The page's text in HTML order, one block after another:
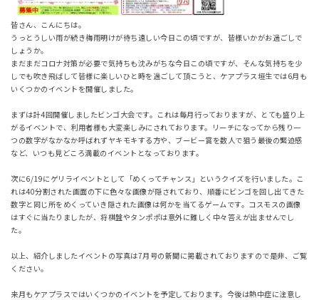
皆さん、こんにちは。
うっとうしい雨が続き梅雨明けが待ち遠しい今日この頃ですが、皆様いかがお過ごしで
しょうか。
まだまだコロナ対策が必要で気持ちも沈みがちな今日この頃ですが、そんな気持ちを少
しでも吹き飛ばして皆様に楽しいひと時を過ごして頂こうと、ケアプラス垣生では6月も
いくつかのイベントを開催しました。
まずは計4回開催しましたビンゴ大会です。これは毎月行っておりますが、とても盛り上
がるイベントで、利用者様も大変楽しみにされております。リーチになってから残り一
つの数字がなかなか呼ばれずヤキモキする方や、ブービー賞を数人で狙う最後の緊迫感
など、いつも見どころ満載のイベントとなっております。
次に6/19にゲリライベントとして「めくってチャンス」というクイズを行いました。こ
れは40分割された画面の下に色々な画像が隠されており、順番にビンゴを回し出てきた
数字と同じ所をめくっていき隠された画像は何かを当てるゲームです。コスモスの画像
はすぐに当たりましたが、将棋盤やタンポポは意外に難しく中々答えが出ませんでし
た。
以上、紹介しましたイベントの写真は7月号の新聞に掲載されておりますので是非、ご覧
ください。
来月もケアプラスではいくつかのイベントを予定しております。今後は熱中症に注意し